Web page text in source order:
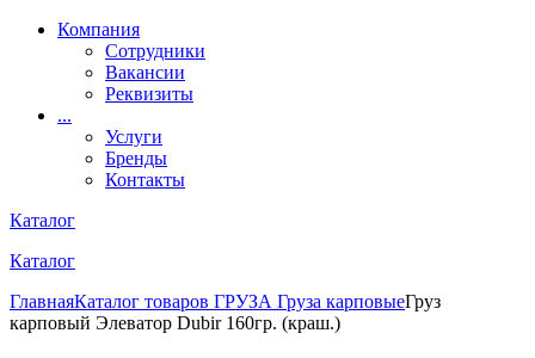
Компания
Сотрудники
Вакансии
Реквизиты
...
Услуги
Бренды
Контакты
Каталог
Каталог
ГлавнаяКаталог товаров ГРУЗА Груза карповыеГруз
карповый Элеватор Dubir 160гр. (краш.)